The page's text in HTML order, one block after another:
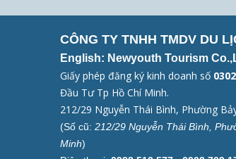
CÔNG TY TNHH TMDV DU
English: Newyouth Tourism
Giấy phép đăng ký kinh doanh số
Đầu Tư Tp Hồ Chí Minh.
212/29 Nguyễn Thái Bình, Phường
(Số cũ: 212/29 Nguyễn Thái Bình,
Minh)